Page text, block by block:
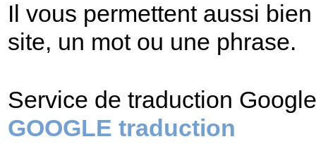
Il vous permettent aussi
site, un mot ou une phrase.
Service de traduction
GOOGLE traduction